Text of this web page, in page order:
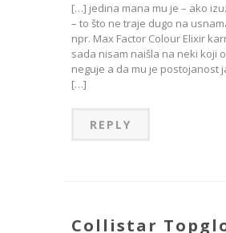
[…] jedina mana mu je – ako
– to što ne traje dugo na
npr. Max Factor Colour Elixir
sada nisam naišla na neki koji
neguje a da mu je postojanost
[…]
REPLY
Collistar